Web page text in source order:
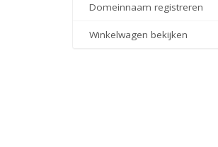
Domeinnaam registreren
Winkelwagen bekijken